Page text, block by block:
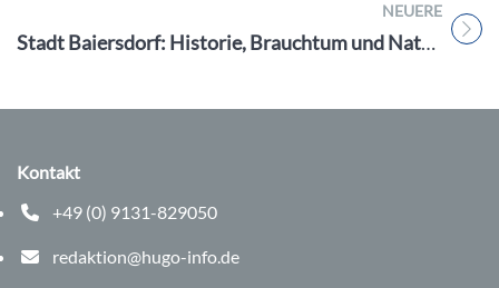
NEUERE
Titel für Beitrag
Stadt Baiersdorf: Historie, Brauchtum und Natur an einem Ort!
Kontakt
+49 (0) 9131-829050
Telefonnummer: 0 9 1 3 1 8 2 9 0 5 0
redaktion@hugo-info.de
E-Mail Adresse: redaktion@hugo-info.de